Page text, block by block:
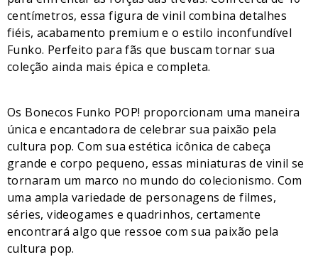
centímetros, essa figura de vinil combina detalhes
fiéis, acabamento premium e o estilo inconfundível
Funko. Perfeito para fãs que buscam tornar sua
coleção ainda mais épica e completa.
Os Bonecos Funko POP! proporcionam uma maneira
única e encantadora de celebrar sua paixão pela
cultura pop. Com sua estética icônica de cabeça
grande e corpo pequeno, essas miniaturas de vinil se
tornaram um marco no mundo do colecionismo. Com
uma ampla variedade de personagens de filmes,
séries, videogames e quadrinhos, certamente
encontrará algo que ressoe com sua paixão pela
cultura pop.